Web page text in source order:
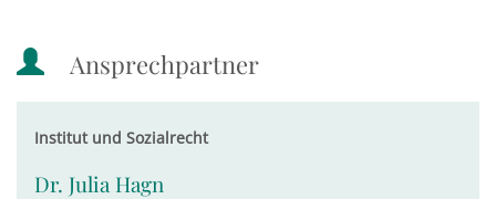
Ansprechpartner
Institut und Sozialrecht
Dr. Julia Hagn